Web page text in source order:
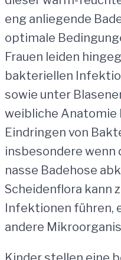
eng anliegende
optimale
Frauen leiden
bakteriellen
sowie unter
weibliche
Eindringen von
insbesondere wenn
nasse Badehose
Scheidenflora kann
Infektionen führen,
andere